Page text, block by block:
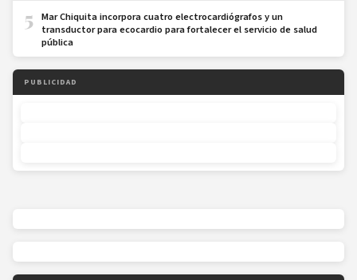
5
Mar Chiquita incorpora cuatro electrocardiógrafos y un
transductor para ecocardio para fortalecer el servicio de salud
pública
PUBLICIDAD